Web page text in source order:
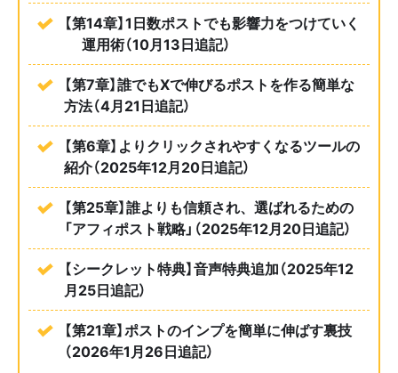
【第14章】1日数ポストでも影響力をつけていく
㊙️運用術（10月13日追記）
【第7章】誰でもXで伸びるポストを作る簡単な
方法（4月21日追記）
【第6章】よりクリックされやすくなるツールの
紹介（2025年12月20日追記）
【第25章】 誰よりも信頼され、選ばれるための
「アフィポスト戦略」 （2025年12月20日追記）
【シークレット特典】音声特典追加 （2025年12
月25日追記）
【第21章】ポストのインプを簡単に伸ばす裏技
（2026年1月26日追記）